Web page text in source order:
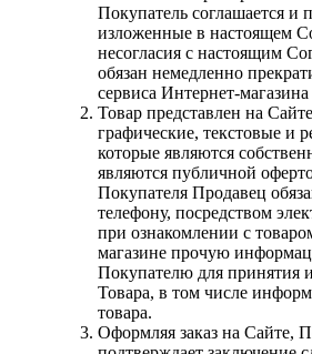
Покупатель соглашается и
изложенные в настоящем
несогласия с настоящим
обязан немедленно
сервиса Интернет-
Товар представлен на
графические, текстовые и
которые являются
являются публичной
Покупателя Продавец
телефону, посредством
при ознакомлении с
магазине прочую
Покупателю для принятия
Товара, в том числе
товара.
Оформляя заказ на Сайте,